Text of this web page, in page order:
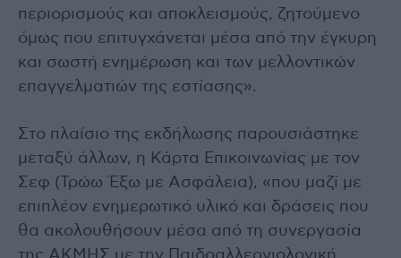
περιορισμούς και αποκλεισμούς, ζητούμενο
όμως που επιτυγχάνεται μέσα από την έγκυρη
και σωστή ενημέρωση και των μελλοντικών
επαγγελματιών της εστίασης».
Στο πλαίσιο της εκδήλωσης παρουσιάστηκε
μεταξύ άλλων, η Κάρτα Επικοινωνίας με τον
Σεφ (Τρώω Έξω με Ασφάλεια), «που μαζί με
επιπλέον ενημερωτικό υλικό και δράσεις που
θα ακολουθήσουν μέσα από τη συνεργασία